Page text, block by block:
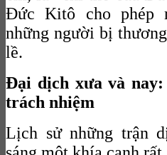
Đức Kitô cho phép
những người bị
lề.
Đại dịch xưa và nay:
trách nhiệm
Lịch sử những trận